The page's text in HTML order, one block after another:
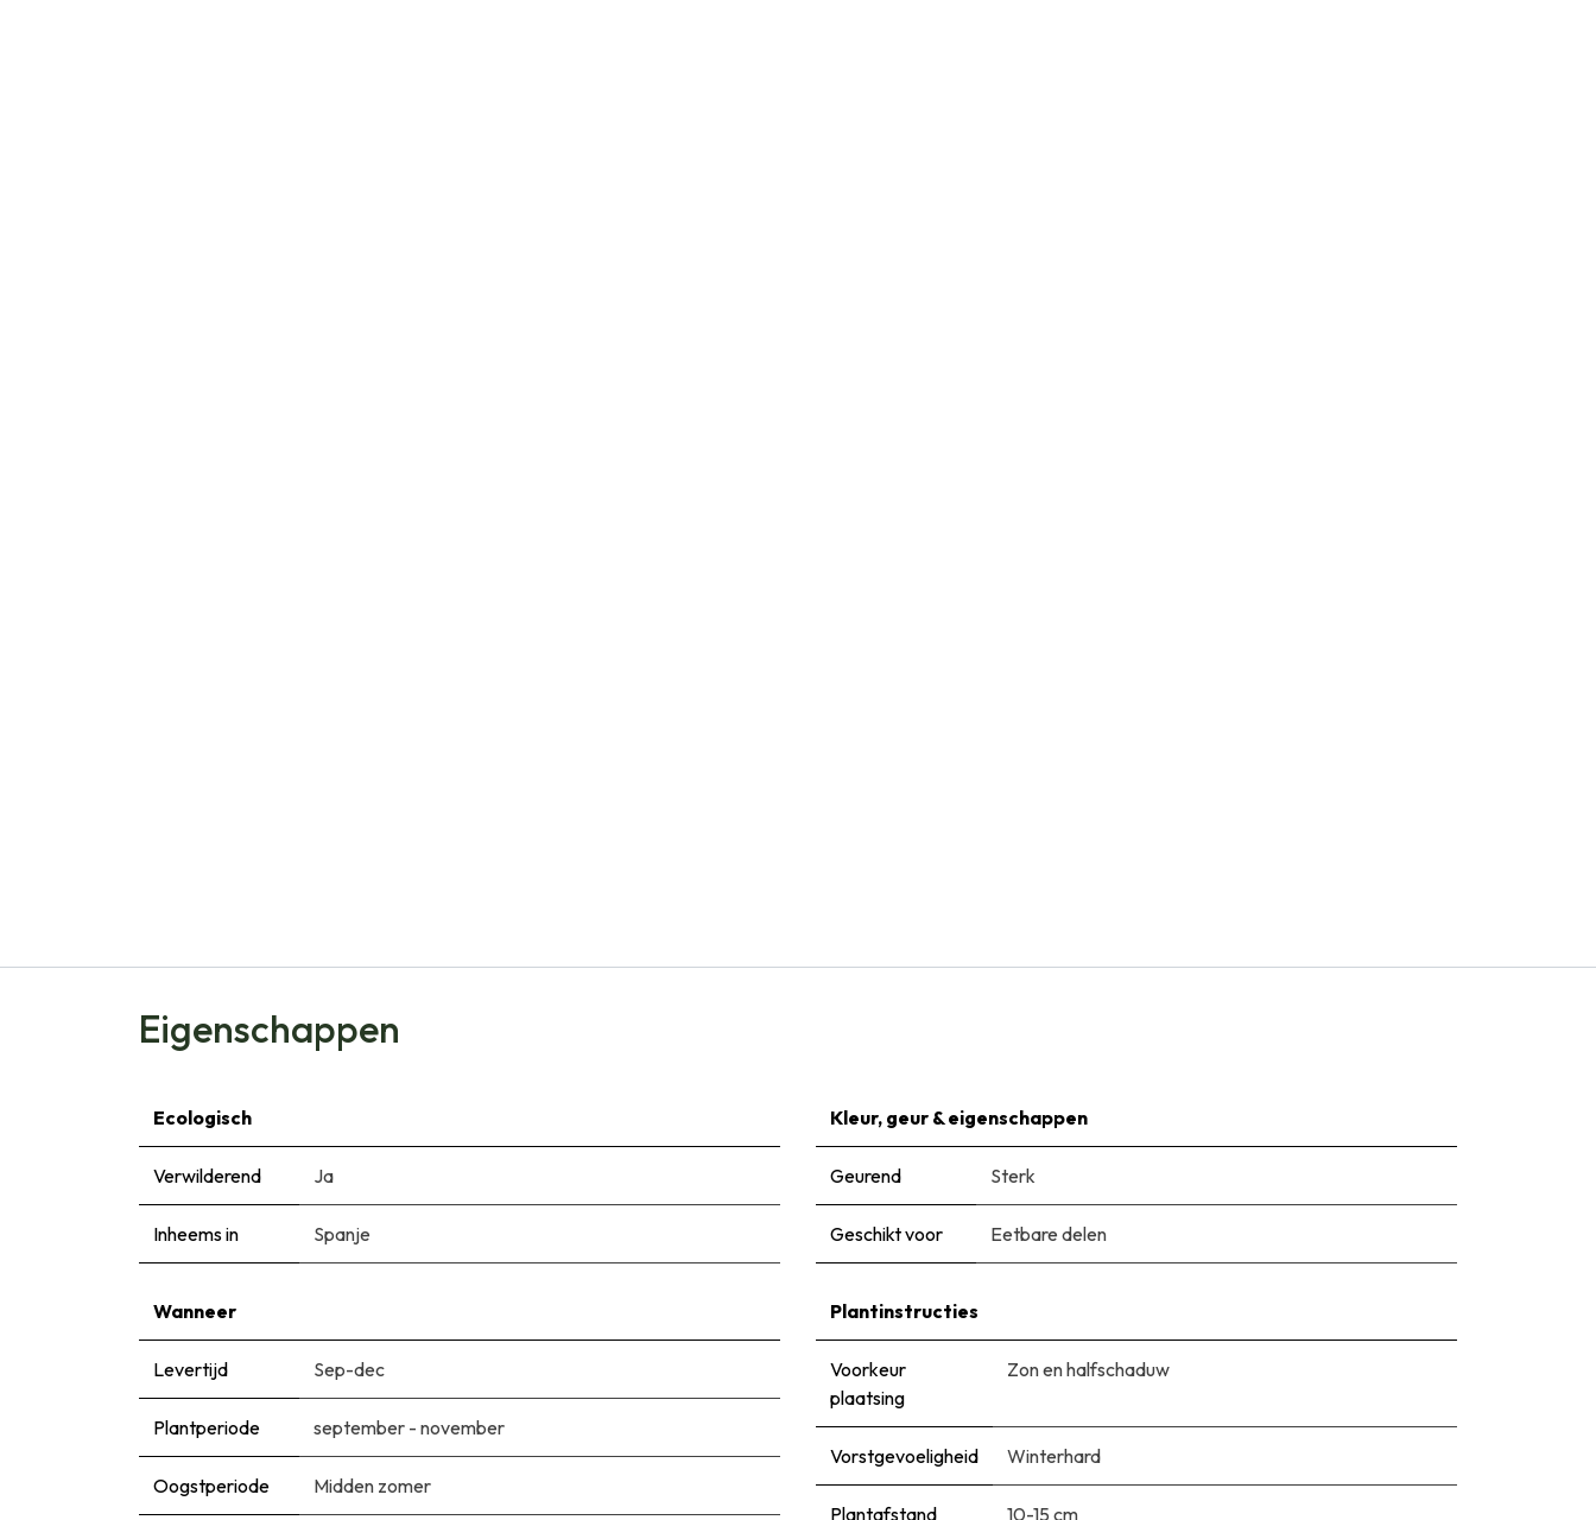
Eigenschappen
Ecologisch
Verwilderend Ja
Inheems in Spanje
Kleur, geur & eigenschappen
Geurend Sterk
Geschikt voor Eetbare delen
Wanneer
Levertijd Sep-dec
Plantperiode september - november
Oogstperiode Midden zomer
Plantinstructies
Voorkeur
plaatsing
Zon en halfschaduw
Vorstgevoeligheid Winterhard
Plantafstand 10-15 cm